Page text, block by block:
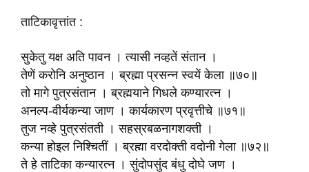
ताटिकावृत्तांत :
सुकेतु यक्ष अति पावन । त्यासी नव्हतें संतान ।
तेणें करोनि अनुष्ठान । ब्रह्मा प्रसन्न स्वयें केला ॥७०॥
तो मागे पुत्रसंतान । ब्रह्मयाने गिधले कण्यारत्न ।
अनल्प-वीर्यकन्या जाण । कार्यकारण प्रवृत्तीचे ॥७१॥
तुज नव्हे पुत्रसंतती । सहस्रबळनागशक्ती ।
कन्या होइल निश्चितीं । ब्रह्मा वरदोक्ती वदोनी गेला ॥७२॥
ते हे ताटिका कन्यारत्न । सुंदोपसुंद बंधु दोघे जण ।